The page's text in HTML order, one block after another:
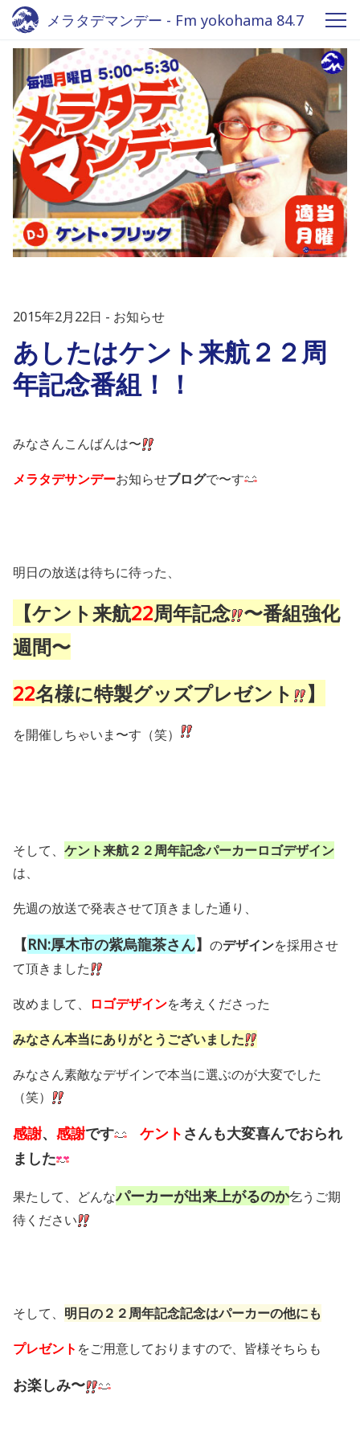
メラタデマンデー - Fm yokohama 84.7
2015年2月22日 お知らせ
あしたはケント来航２２周
年記念番組！！
みなさんこんばんは〜
メラタデサンデーお知らせブログで〜す
明日の放送は待ちに待った、
【ケント来航22周年記念 〜番組強化
週間〜
22名様に特製グッズプレゼント 】
を開催しちゃいま〜す（笑）
そして、 ケント来航２２周年記念パーカーロゴデザイン
は、
先週の放送で発表させて頂きました通り、
【RN:厚木市の紫烏龍茶さん】 のデザインを採用させ
て頂きました
改めまして、
ロゴデザインを考えくださった
みなさん本当にありがとうございました
みなさん素敵なデザインで本当に選ぶのが大変でした
（笑）
感謝、 感謝です ケント さんも大変喜んでおられ
ました
果たして、どんなパーカーが出来上がるのか乞うご期
待ください
そして、 明日の２２周年記念記念はパーカーの他にも
プレゼント をご用意しておりますので、皆様そちらも
お楽しみ〜